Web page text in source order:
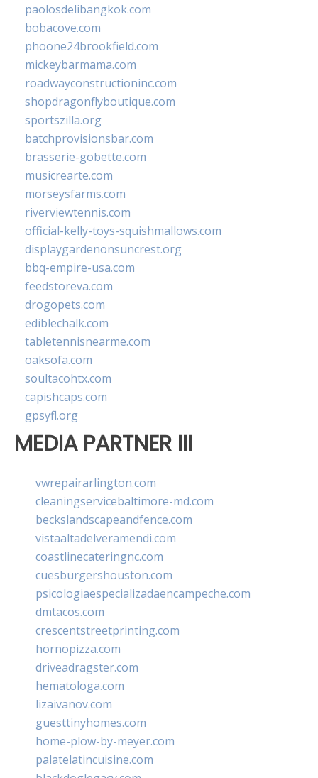
paolosdelibangkok.com
bobacove.com
phoone24brookfield.com
mickeybarmama.com
roadwayconstructioninc.com
shopdragonflyboutique.com
sportszilla.org
batchprovisionsbar.com
brasserie-gobette.com
musicrearte.com
morseysfarms.com
riverviewtennis.com
official-kelly-toys-squishmallows.com
displaygardenonsuncrest.org
bbq-empire-usa.com
feedstoreva.com
drogopets.com
ediblechalk.com
tabletennisnearme.com
oaksofa.com
soultacohtx.com
capishcaps.com
gpsyfl.org
MEDIA PARTNER III
vwrepairarlington.com
cleaningservicebaltimore-md.com
beckslandscapeandfence.com
vistaaltadelveramendi.com
coastlinecateringnc.com
cuesburgershouston.com
psicologiaespecializadaencampeche.com
dmtacos.com
crescentstreetprinting.com
hornopizza.com
driveadragster.com
hematologa.com
lizaivanov.com
guesttinyhomes.com
home-plow-by-meyer.com
palatelatincuisine.com